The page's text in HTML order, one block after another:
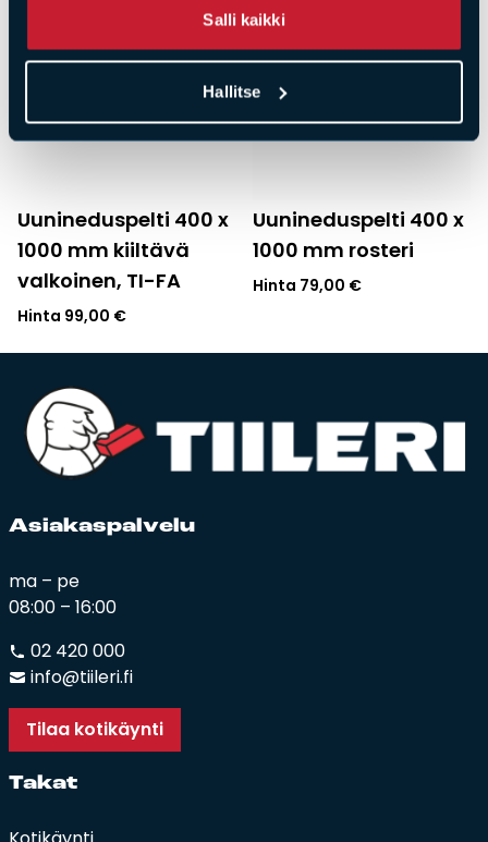
Salli kaikki
Hallitse
Uunineduspelti 400 x
1000 mm kiiltävä
valkoinen, TI-FA
Hinta 99,00 €
Uunineduspelti 400 x
1000 mm rosteri
Hinta 79,00 €
Asia­kas­pal­ve­lu
ma – pe
08:00 – 16:00
02 420 000
info@tiileri.fi
Tilaa kotikäynti
Ta­kat